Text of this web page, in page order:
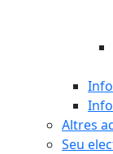
Altres
Seu